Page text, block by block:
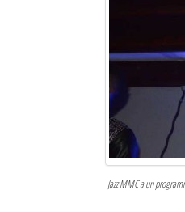
La Tribune de Diego en PDF
Jazz MMC a un